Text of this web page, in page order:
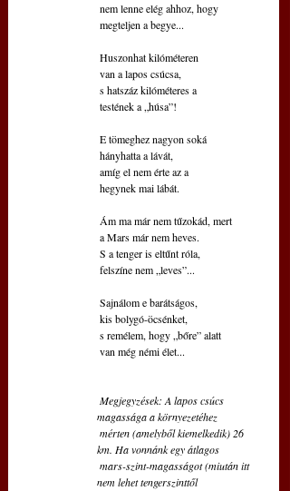
nem lenne elég ahhoz, hogy
megteljen a begye...
Huszonhat kilóméteren
van a lapos csúcsa,
s hatszáz kilóméteres a
testének a „húsa”!
E tömeghez nagyon soká
hányhatta a lávát,
amíg el nem érte az a
hegynek mai lábát.
Ám ma már nem tűzokád, mert
a Mars már nem heves.
S a tenger is eltűnt róla,
felszíne nem „leves”...
Sajnálom e barátságos,
kis bolygó-öcsénket,
s remélem, hogy „bőre” alatt
van még némi élet...
magassága a környezetéhez
km. Ha vonnánk egy átlagos
nem lehet tengerszinttől